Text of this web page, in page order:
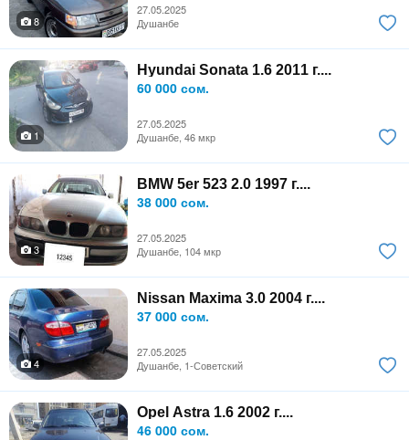
27.05.2025
8
Душанбе
Hyundai Sonata 1.6 2011 г....
60 000 сом.
27.05.2025
1
Душанбе, 46 мкр
BMW 5er 523 2.0 1997 г....
38 000 сом.
27.05.2025
3
Душанбе, 104 мкр
Nissan Maxima 3.0 2004 г....
37 000 сом.
27.05.2025
4
Душанбе, 1-Советский
Opel Astra 1.6 2002 г....
46 000 сом.